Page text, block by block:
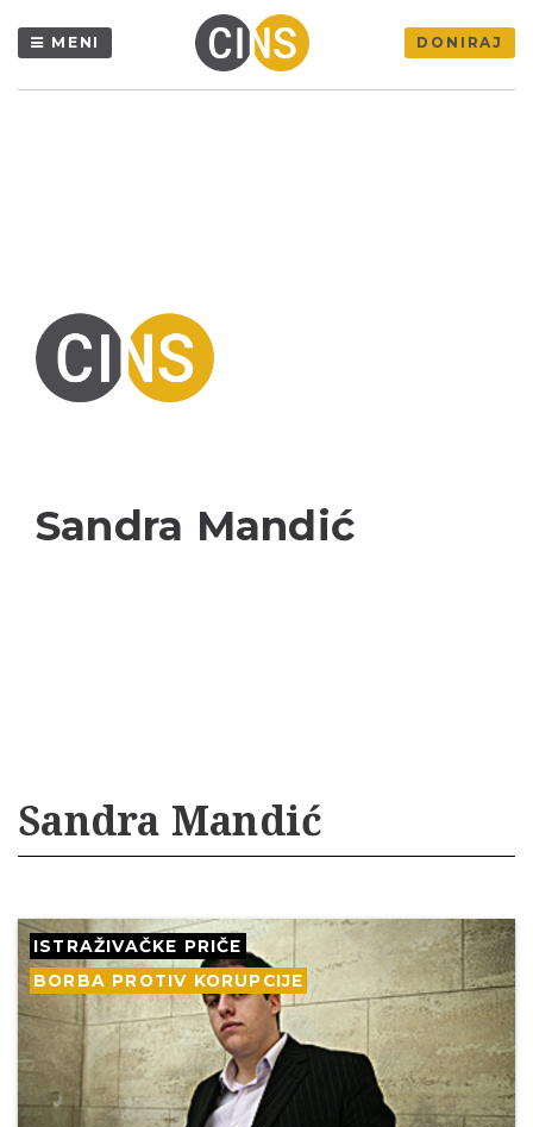
MENI DONIRAJ
Sandra Mandić
Sandra Mandić
ISTRAŽIVAČKE PRIČE
BORBA PROTIV KORUPCIJE